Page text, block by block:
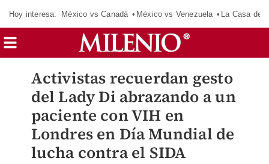
Hoy interesa: México vs Canadá México vs Venezuela La Casa de
Activistas recuerdan gesto
del Lady Di abrazando a un
paciente con VIH en
Londres en Día Mundial de
lucha contra el SIDA